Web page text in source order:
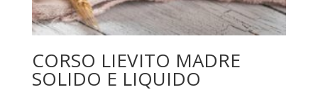
CORSO LIEVITO MADRE
SOLIDO E LIQUIDO